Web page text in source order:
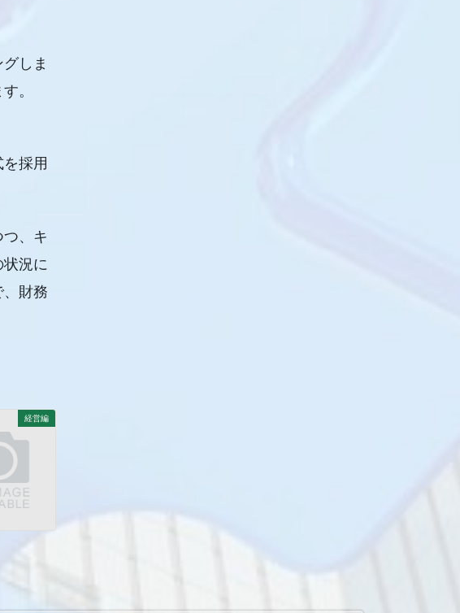
しま
。
採用
、キ
況に
財務
経営編